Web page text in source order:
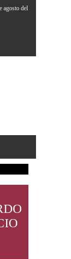
agosto del